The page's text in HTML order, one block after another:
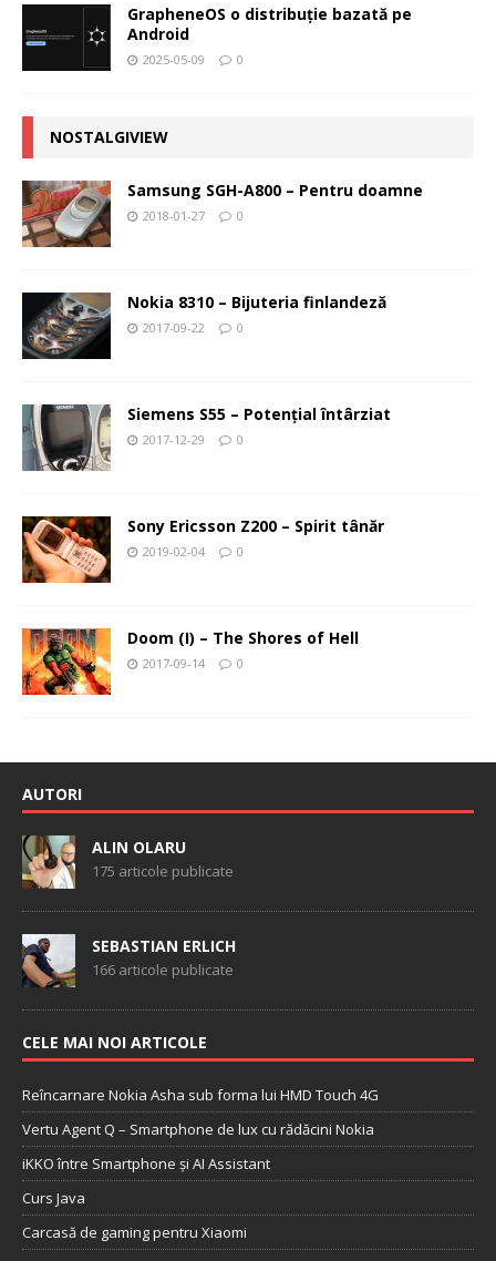
GrapheneOS o distribuție bazată pe
Android
2025-05-09 0
NOSTALGIVIEW
Samsung SGH-A800 – Pentru doamne
2018-01-27 0
Nokia 8310 – Bijuteria finlandeză
2017-09-22 0
Siemens S55 – Potenţial întârziat
2017-12-29 0
Sony Ericsson Z200 – Spirit tânăr
2019-02-04 0
Doom (I) – The Shores of Hell
2017-09-14 0
AUTORI
ALIN OLARU
175 articole publicate
SEBASTIAN ERLICH
166 articole publicate
CELE MAI NOI ARTICOLE
Reîncarnare Nokia Asha sub forma lui HMD Touch 4G
Vertu Agent Q – Smartphone de lux cu rădăcini Nokia
iKKO între Smartphone și AI Assistant
Curs Java
Carcasă de gaming pentru Xiaomi